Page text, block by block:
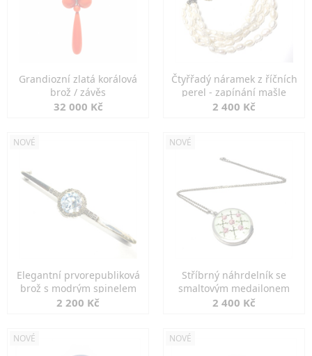
Grandiozní zlatá korálová
brož / závěs
32 000 Kč
Čtyřřadý náramek z říčních
perel - zapínání mašle
2 400 Kč
NOVÉ
Elegantní prvorepubliková
brož s modrým spinelem
2 200 Kč
NOVÉ
Stříbrný náhrdelník se
smaltovým medailonem
2 400 Kč
NOVÉ NOVÉ